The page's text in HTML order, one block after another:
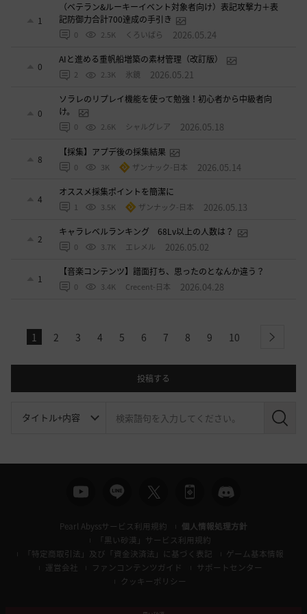
1
（ベテラン&ルーキーイベント対象者向け）表記攻撃力＋表
記防御力合計700達成の手引き
0 2.5K くろいばら 2026.05.24
0
AIと進める重帆船増築の素材管理（改訂版）
2 2.3K 氷鏡 2026.05.21
0
ソラレのリプレイ機能を使って勉強！初心者から中級者向
け。
0 2.6K シャルグレア 2026.05.18
8
【採集】アプデ後の採集結果
0 3K ザンナック-日本 2026.05.14
4
オススメ採集ポイントを簡潔に
1 3.5K ザンナック-日本 2026.05.13
2
キャラレベルランキング 68Lv以上の人数は？
0 3.7K エレメル 2026.05.02
1
【音楽コンテンツ】譜面打ち、思ったのとなんか違う？
0 3.4K Crecent-日本 2026.04.28
1 2 3 4 5 6 7 8 9 10 next
投稿する
検
Pearl Abyssサービス利用規約
個人情報処理方針
「黒い砂漠」サービス利用規約
「特定商取引法」及び「資金決済法」に基づく表記
ゲーム基本情報
運営会社
ファンコンテンツガイド
サポートセンター
クッキーポリシー